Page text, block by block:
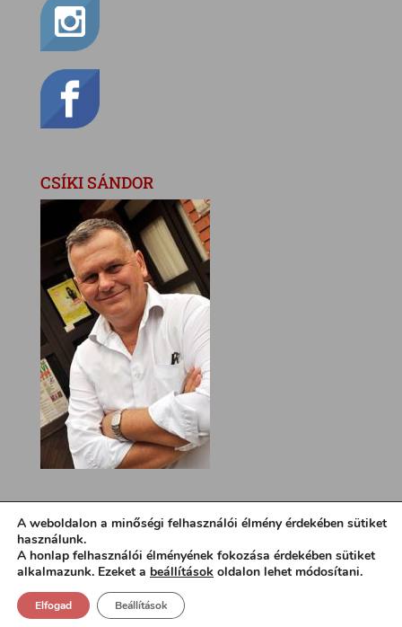
CSÍKI SÁNDOR
Design:
A weboldalon a minőségi felhasználói élmény érdekében sütiket
használunk.
A honlap felhasználói élményének fokozása érdekében sütiket
alkalmazunk. Ezeket a beállítások oldalon lehet módosítani.
Elfogad Beállítások